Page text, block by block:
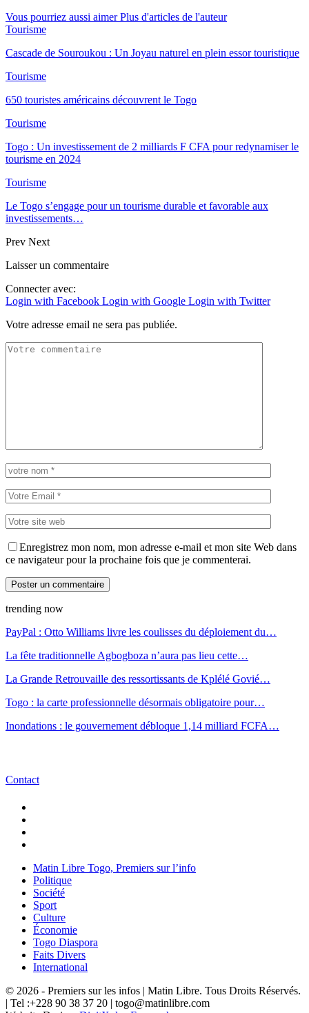
Vous pourriez aussi aimer Plus d'articles de l'auteur
Tourisme
Cascade de Souroukou : Un Joyau naturel en plein essor touristique
Tourisme
650 touristes américains découvrent le Togo
Tourisme
Togo : Un investissement de 2 milliards F CFA pour redynamiser le
tourisme en 2024
Tourisme
Le Togo s’engage pour un tourisme durable et favorable aux
investissements…
Prev Next
Laisser un commentaire
Connecter avec:
Login with Facebook Login with Google Login with Twitter
Votre adresse email ne sera pas publiée.
Enregistrez mon nom, mon adresse e-mail et mon site Web dans
ce navigateur pour la prochaine fois que je commenterai.
trending now
PayPal : Otto Williams livre les coulisses du déploiement du…
La fête traditionnelle Agbogboza n’aura pas lieu cette…
La Grande Retrouvaille des ressortissants de Kplélé Govié…
Togo : la carte professionnelle désormais obligatoire pour…
Inondations : le gouvernement débloque 1,14 milliard FCFA…
Contact
Matin Libre Togo, Premiers sur l’info
Politique
Société
Sport
Culture
Économie
Togo Diaspora
Faits Divers
International
© 2026 - Premiers sur les infos | Matin Libre. Tous Droits Réservés.
| Tel :+228 90 38 37 20 | togo@matinlibre.com